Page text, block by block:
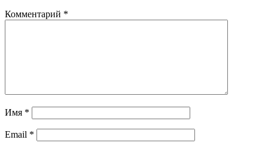
Комментарий *
Имя *
Email *